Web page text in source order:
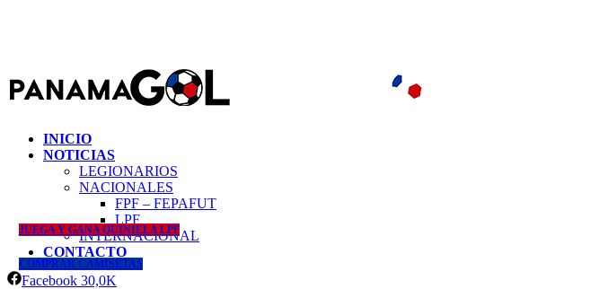
INICIO
NOTICIAS
LEGIONARIOS
NACIONALES
FPF – FEPAFUT
LPF
INTERNACIONAL
CONTACTO
JUEGA Y GANA QUINIELA LPF
COMPRAR CAMISETAS
Facebook 30,0K